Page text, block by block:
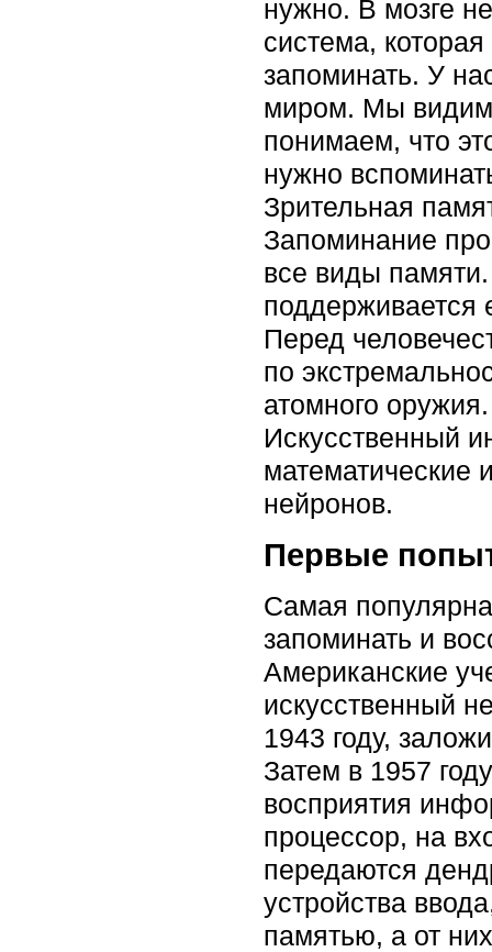
нужно. В мозге
система,
запоминать. У
миром. Мы видим
понимаем, что
нужно
Зрительная
Запоминание
все виды
поддерживается
Перед
по
атомного оружия.
Искусственный
математические
нейронов.
Первые
Самая
запоминать и
Американские
искусственный
1943 году,
Затем в 1957
восприятия
процессор, на
передаются
устройства
памятью, а от